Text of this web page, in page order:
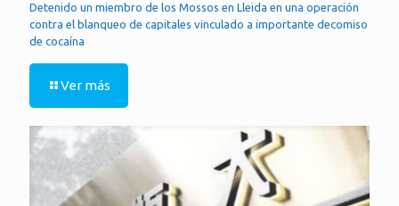
Detenido un miembro de los Mossos en Lleida en una operación
contra el blanqueo de capitales vinculado a importante decomiso
de cocaína
Ver más